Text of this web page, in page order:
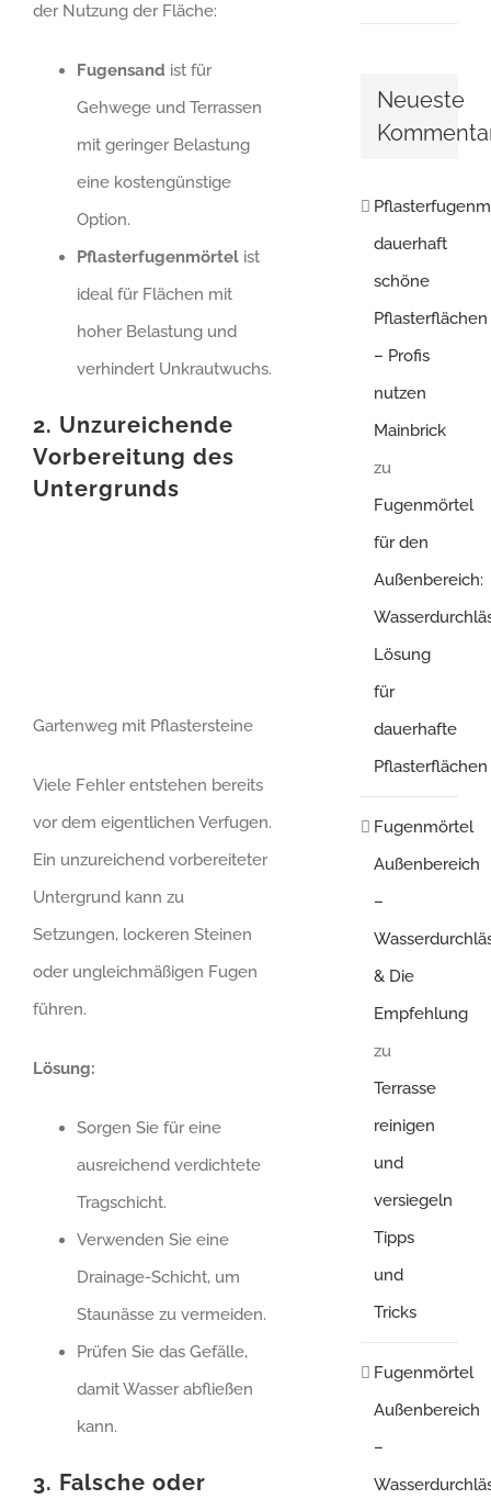
der Nutzung der Fläche:
Fugensand ist für
Gehwege und Terrassen
mit geringer Belastung
eine kostengünstige
Option.
Pflasterfugenmörtel ist
ideal für Flächen mit
hoher Belastung und
verhindert Unkrautwuchs.
2. Unzureichende
Vorbereitung des
Untergrunds
Gartenweg mit Pflastersteine
Viele Fehler entstehen bereits
vor dem eigentlichen Verfugen.
Ein unzureichend vorbereiteter
Untergrund kann zu
Setzungen, lockeren Steinen
oder ungleichmäßigen Fugen
führen.
Lösung:
Sorgen Sie für eine
ausreichend verdichtete
Tragschicht.
Verwenden Sie eine
Drainage-Schicht, um
Staunässe zu vermeiden.
Prüfen Sie das Gefälle,
damit Wasser abfließen
kann.
3. Falsche oder
Neueste
dauerhaft
schöne
Pflasterflächen
– Profis
nutzen
Mainbrick
zu
Fugenmörtel
für den
Außenbereich:
Lösung
für
dauerhafte
Pflasterflächen
Fugenmörtel
Außenbereich
–
& Die
Empfehlung
zu
Terrasse
reinigen
und
versiegeln
Tipps
und
Tricks
Fugenmörtel
Außenbereich
–